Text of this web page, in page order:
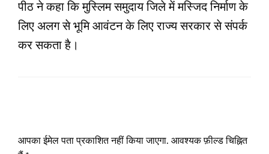
पीठ ने कहा कि मुस्लिम समुदाय जिले में मस्जिद निर्माण के
लिए अलग से भूमि आवंटन के लिए राज्य सरकार से संपर्क
कर सकता है।
आपका ईमेल पता प्रकाशित नहीं किया जाएगा. आवश्यक फ़ील्ड चिह्नित